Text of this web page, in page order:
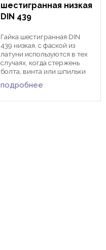
шестигранная низкая
DIN 439
Гайка шестигранная DIN
439 низкая, с фаской из
латуни используются в тех
случаях, когда стержень
болта, винта или шпильки
оказывается
недогруженным на
подробнее